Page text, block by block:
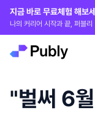
지금 바로 무료체험 해보
나의 커리어 시작과 끝, 퍼블리
"벌써 6